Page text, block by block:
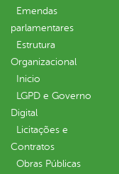
Emendas
parlamentares
Estrutura
Organizacional
Inicio
LGPD e Governo
Digital
Licitações e
Contratos
Obras Públicas